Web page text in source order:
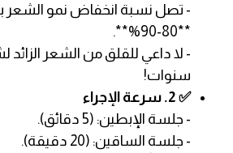
- تصل نسبة انخفاض نمو الشعر
**80-90%**.
- لا داعي للقلق من الشعر الزائد
سنوات!
✅ 2. سرعة الإجراء
- جلسة الإبطين: (5 دقائق).
- جلسة الساقين: (20 دقيقة).